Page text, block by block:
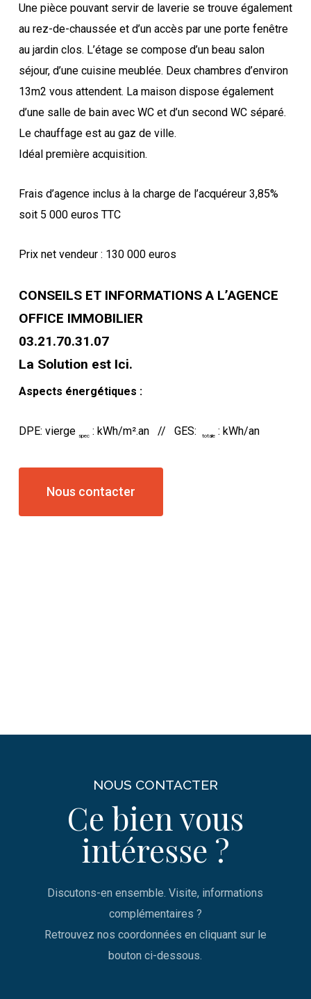
Une pièce pouvant servir de laverie se trouve également
au rez-de-chaussée et d’un accès par une porte fenêtre
au jardin clos. L’étage se compose d’un beau salon
séjour, d’une cuisine meublée. Deux chambres d’environ
13m2 vous attendent. La maison dispose également
d’une salle de bain avec WC et d’un second WC séparé.
Le chauffage est au gaz de ville.
Idéal première acquisition.
Frais d’agence inclus à la charge de l’acquéreur 3,85%
soit 5 000 euros TTC
Prix net vendeur : 130 000 euros
CONSEILS ET INFORMATIONS A L’AGENCE
OFFICE IMMOBILIER
03.21.70.31.07
La Solution est Ici.
Aspects énergétiques :
DPE: vierge spec : kWh/m².an // GES: totale : kWh/an
Nous contacter
NOUS CONTACTER
Ce bien vous
intéresse ?
Discutons-en ensemble. Visite, informations
complémentaires ?
Retrouvez nos coordonnées en cliquant sur le
bouton ci-dessous.